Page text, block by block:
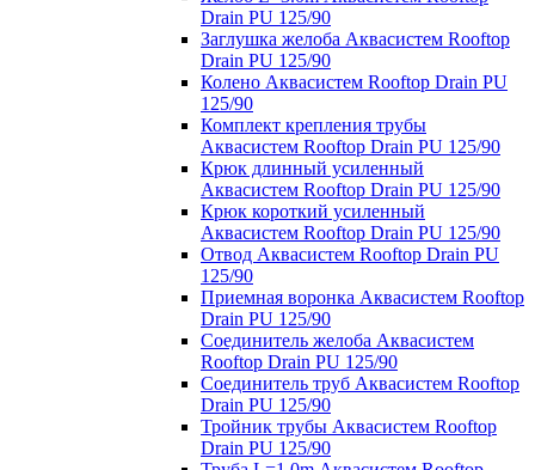
Drain PU 125/90
Заглушка желоба Аквасистем Rooftop
Drain PU 125/90
Колено Аквасистем Rooftop Drain PU
125/90
Комплект крепления трубы
Аквасистем Rooftop Drain PU 125/90
Крюк длинный усиленный
Аквасистем Rooftop Drain PU 125/90
Крюк короткий усиленный
Аквасистем Rooftop Drain PU 125/90
Отвод Аквасистем Rooftop Drain PU
125/90
Приемная воронка Аквасистем Rooftop
Drain PU 125/90
Соединитель желоба Аквасистем
Rooftop Drain PU 125/90
Соединитель труб Аквасистем Rooftop
Drain PU 125/90
Тройник трубы Аквасистем Rooftop
Drain PU 125/90